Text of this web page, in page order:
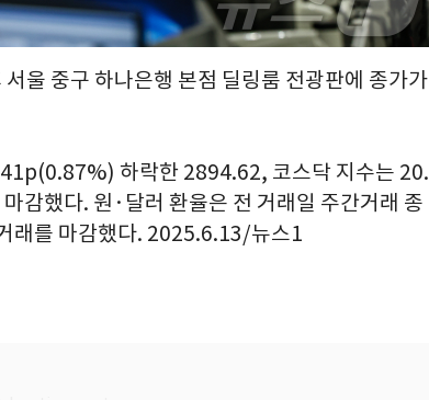
울 중구 하나은행 본점 딜링룸 전광판에 종가가
하락한 2894.62, 코스닥 지수는 20.
감했다. 원·달러 환율은 전 거래일 주간거래 종
래를 마감했다. 2025.6.13/뉴스1